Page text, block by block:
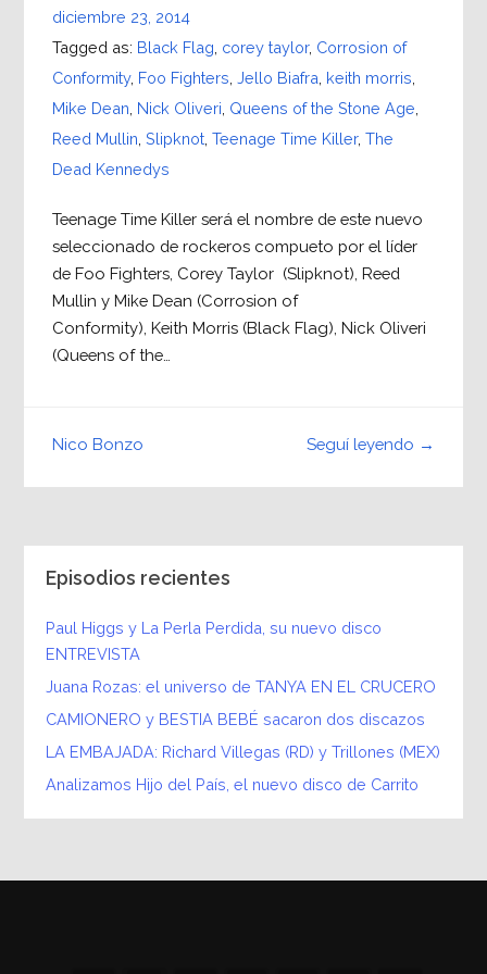
diciembre 23, 2014
Tagged as: Black Flag corey taylor, Corrosion of
Conformity, Foo Fighters Jello Biafra keith morris
Mike Dean Nick Oliveri Queens of the Stone Age
Reed Mullin Slipknot, Teenage Time Killer, The
Dead Kennedys
Teenage Time Killer será el nombre de este nuevo
seleccionado de rockeros compueto por el líder
de Foo Fighters, Corey Taylor (Slipknot), Reed
Mullin y Mike Dean (Corrosion of
Conformity), Keith Morris (Black Flag), Nick Oliveri
(Queens of the…
Seguí leyendo →
Nico Bonzo
Episodios recientes
Paul Higgs y La Perla Perdida, su nuevo disco
ENTREVISTA
Juana Rozas: el universo de TANYA EN EL CRUCERO
CAMIONERO y BESTIA BEBÉ sacaron dos discazos
LA EMBAJADA: Richard Villegas (RD) y Trillones (MEX)
Analizamos Hijo del País, el nuevo disco de Carrito